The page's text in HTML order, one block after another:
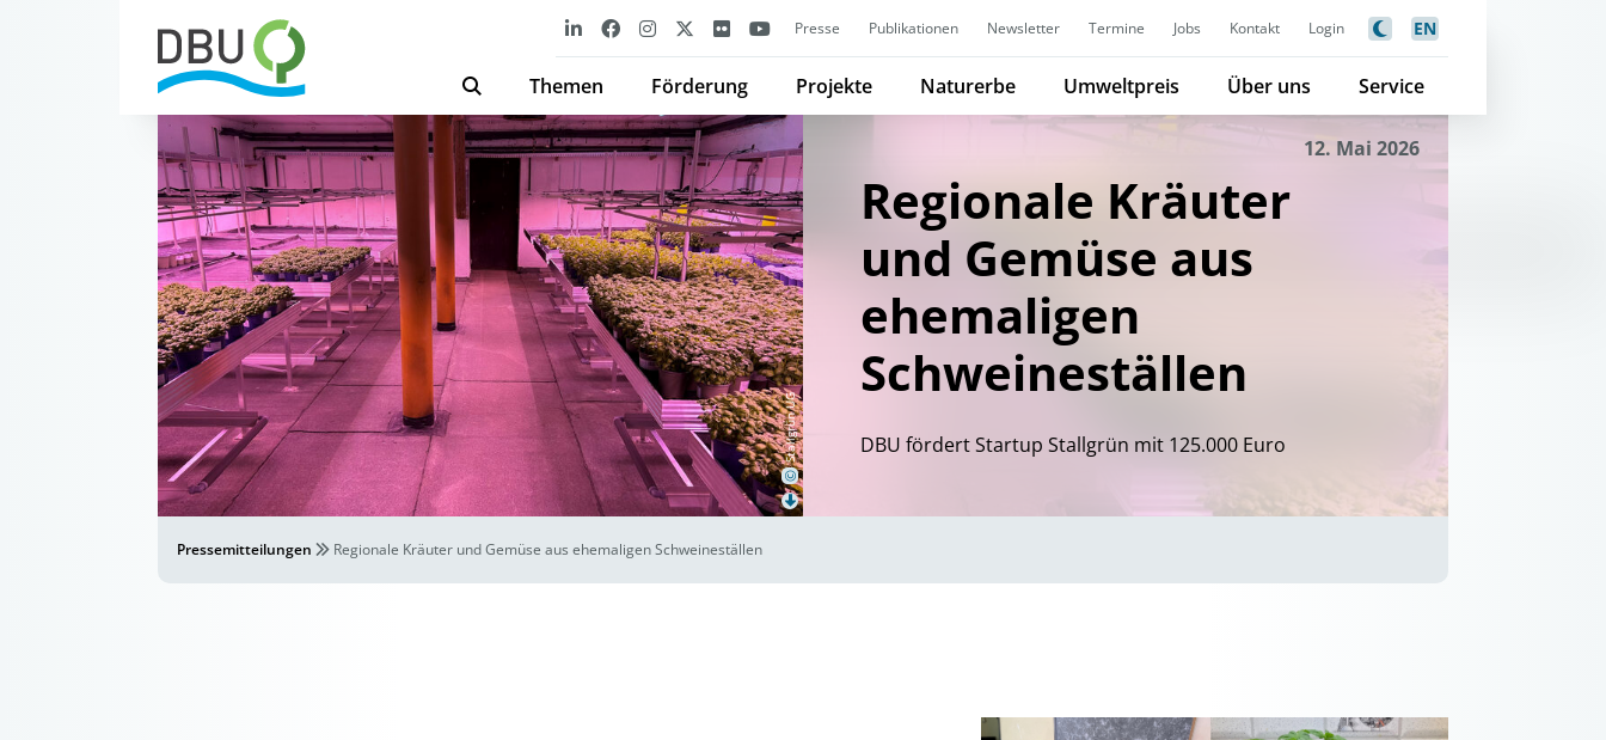
Presse Publikationen Newsletter Termine Jobs Kontakt Login EN
Themen Förderung Projekte Naturerbe Umweltpreis Über uns Service
©
Stallgrün UG
12. Mai 2026
Regionale Kräuter
und Gemüse aus
ehemaligen
Schweineställen
DBU fördert Startup Stallgrün mit 125.000 Euro
Pressemitteilungen Regionale Kräuter und Gemüse aus ehemaligen Schweineställen